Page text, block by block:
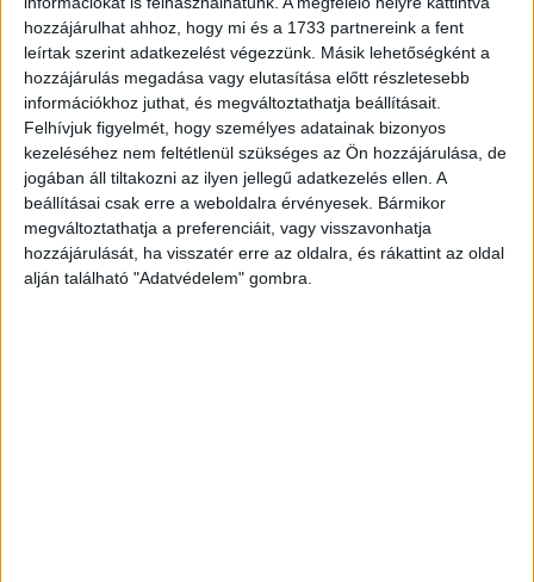
hozzájárulhat ahhoz, hogy mi és a 1733 partnereink a fent
leírtak szerint adatkezelést végezzünk. Másik lehetőségként a
hozzájárulás megadása vagy elutasítása előtt részletesebb
információkhoz juthat, és megváltoztathatja beállításait.
Felhívjuk figyelmét, hogy személyes adatainak bizonyos
kezeléséhez nem feltétlenül szükséges az Ön hozzájárulása, de
jogában áll tiltakozni az ilyen jellegű adatkezelés ellen. A
beállításai csak erre a weboldalra érvényesek. Bármikor
megváltoztathatja a preferenciáit, vagy visszavonhatja
hozzájárulását, ha visszatér erre az oldalra, és rákattint az oldal
alján található "Adatvédelem" gombra.
illatélménytől a kuponadagoláson át a
hologrammegjelenésekig egyre több interaktív
megoldást valósítunk meg az analóg megoldásokon kívül,
és ezeket az utazóközönség is kifejezetten szereti. A
közterület ma már nemcsak kiegészítő lehetőség, hanem
egy nagyon is releváns kapcsolódási pont a fiatalokhoz is.
Egyszerre ad országos vagy városi léptékű láthatóságot a
legforgalmasabb tömegközlekedési csomópontokban,
nem kapcsolható ki, nem szkippelhető és nem
szilánkosodik szét annyira, mint az online tér.